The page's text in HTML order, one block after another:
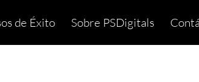
de Éxito Sobre PSDigitals